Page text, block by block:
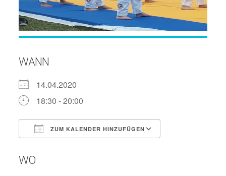
WANN
14.04.2020
18:30 - 20:00
ZUM KALENDER HINZUFÜGEN
WO